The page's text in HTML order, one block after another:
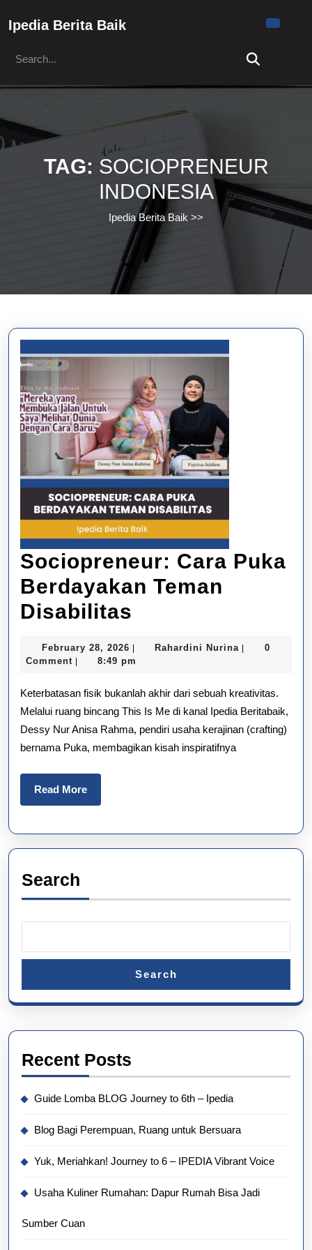
Ipedia Berita Baik
for:
TAG: SOCIOPRENEUR
INDONESIA
Ipedia Berita Baik >>
Sociopreneur: Cara Puka
Berdayakan Teman
Disabilitas
Puka
Berdayakan
Teman
Disabilitas
February 28, 2026 February
28,
Rahardini Nurina Rahardini
0
Comment
8:49 pm
Keterbatasan fisik bukanlah akhir dari sebuah kreativitas.
Melalui ruang bincang This Is Me di kanal Ipedia Beritabaik,
Dessy Nur Anisa Rahma, pendiri usaha kerajinan (crafting)
bernama Puka, membagikan kisah inspiratifnya
Read MoreRead
More
Search
Search
Recent Posts
Guide Lomba BLOG Journey to 6th – Ipedia
Blog Bagi Perempuan, Ruang untuk Bersuara
Yuk, Meriahkan! Journey to 6 – IPEDIA Vibrant Voice
Usaha Kuliner Rumahan: Dapur Rumah Bisa Jadi
Sumber Cuan